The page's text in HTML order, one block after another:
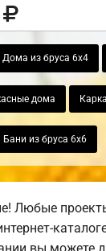
Дома из бруса 6х4
дома
Бани из бруса 6х6
Любые